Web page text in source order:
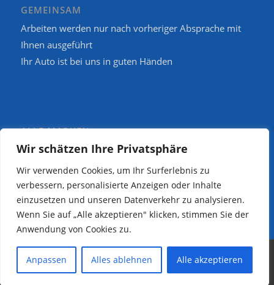
Wir schätzen Ihre Privatsphäre
Wir verwenden Cookies, um Ihr Surferlebnis zu
verbessern, personalisierte Anzeigen oder Inhalte
einzusetzen und unseren Datenverkehr zu analysieren.
Wenn Sie auf „Alle akzeptieren" klicken, stimmen Sie der
Anwendung von Cookies zu.
Anpassen Alles ablehnen Alle akzeptieren
GEMEINSAM
Arbeiten werden nur nach vorheriger Absprache mit
Ihnen ausgeführt
Ihr Auto ist bei uns in guten Händen
ALLE MARKEN
Wir reparieren und warten Fahrzeuge aller Marken und
Modelle
Bitte sprechen Sie uns an!
© 2019-2026 KFZ Werkstatt Sonnenberg - Enfold WordPress Theme by
Kriesi